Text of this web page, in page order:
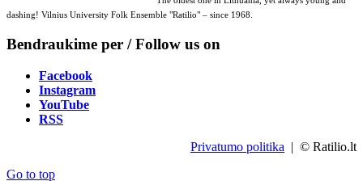
dashing! Vilnius University Folk Ensemble "Ratilio" – since 1968.
Bendraukime per / Follow us on
Facebook
Instagram
YouTube
RSS
Privatumo politika | © Ratilio.lt
Go to top